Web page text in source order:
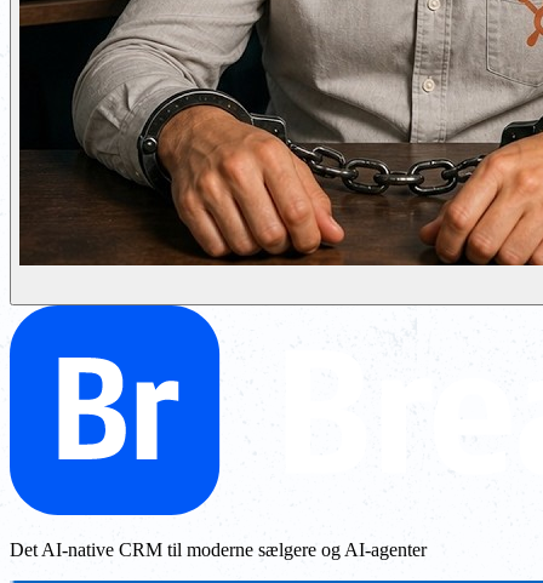
Det AI-native CRM til moderne sælgere og AI-agenter